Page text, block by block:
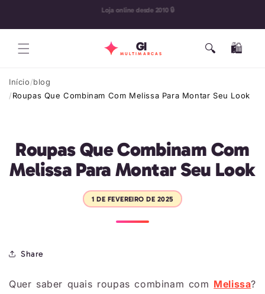
🔄 30 dias para troca
GI
MULTIMARCAS 🔍 🛍️
Carrinho
Início blog
Roupas Que Combinam Com Melissa Para Montar Seu Look
Roupas Que Combinam Com
Melissa Para Montar Seu Look
1 DE FEVEREIRO DE 2025
Share
Quer saber quais roupas combinam com Melissa?